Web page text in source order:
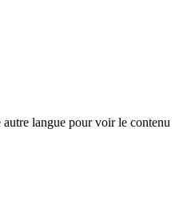
langue pour voir le contenu